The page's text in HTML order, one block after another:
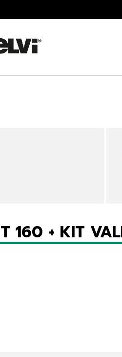
160 + KIT